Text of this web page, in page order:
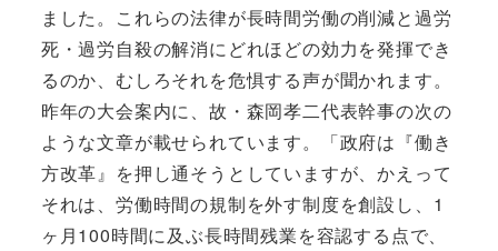
ました。これらの法律が長時間労働の削減と過労
死・過労自殺の解消にどれほどの効力を発揮でき
るのか、むしろそれを危惧する声が聞かれます。
昨年の大会案内に、故・森岡孝二代表幹事の次の
ような文章が載せられています。「政府は『働き
方改革』を押し通そうとしていますが、かえって
それは、労働時間の規制を外す制度を創設し、1
ヶ月100時間に及ぶ長時間残業を容認する点で、